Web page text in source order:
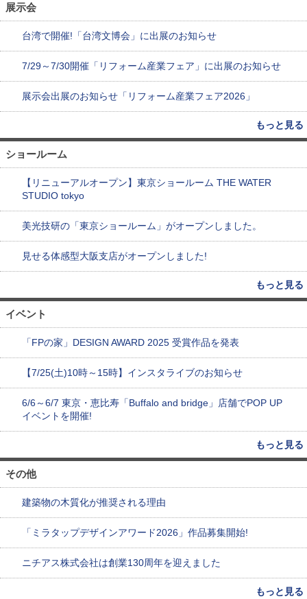
展示会
台湾で開催!「台湾文博会」に出展のお知らせ
7/29～7/30開催「リフォーム産業フェア」に出展のお知らせ
展示会出展のお知らせ「リフォーム産業フェア2026」
もっと見る
ショールーム
【リニューアルオープン】東京ショールーム THE WATER
STUDIO tokyo
美光技研の「東京ショールーム」がオープンしました。
見せる体感型大阪支店がオープンしました!
もっと見る
イベント
「FPの家」DESIGN AWARD 2025 受賞作品を発表
【7/25(土)10時～15時】インスタライブのお知らせ
6/6～6/7 東京・恵比寿「Buffalo and bridge」店舗でPOP UP
イベントを開催!
もっと見る
その他
建築物の木質化が推奨される理由
「ミラタップデザインアワード2026」作品募集開始!
ニチアス株式会社は創業130周年を迎えました
もっと見る